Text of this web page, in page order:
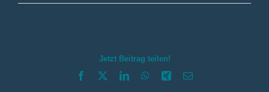
Jetzt Beitrag teilen!
Facebook LinkedInWhatsApp
Xing E-